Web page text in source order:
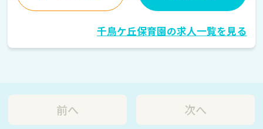
千鳥ケ丘保育園の求人一覧を見る
前へ 次へ